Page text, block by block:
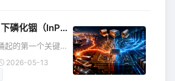
4的2倍，支撑72
数 PB 级数据流
并非性能的线性跃
计推向物理极限
InP）疯涨，周期与变局将持续演进
起的第一个关键材
化铟身上。全球
满至2027年，全产
2026-05-13